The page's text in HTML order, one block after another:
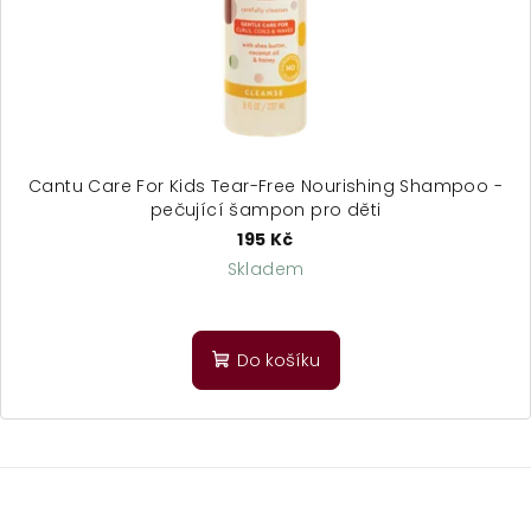
Cantu Care For Kids Tear-Free Nourishing Shampoo -
pečující šampon pro děti
195 Kč
Skladem
Do košíku